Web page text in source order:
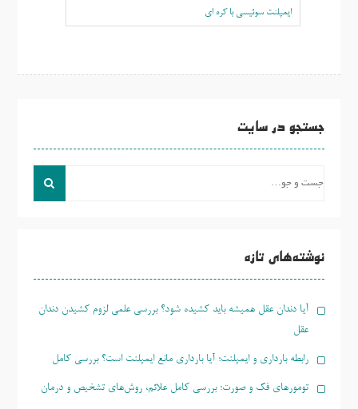
ایمپلنت سوئیسی با کره ای
جستجو در سایت
نوشته‌های تازه
آیا دندان عقل همیشه باید کشیده شود؟ بررسی علمی لزوم کشیدن دندان
عقل
رابطه بارداری و ایمپلنت؛ آیا بارداری مانع ایمپلنت است؟ بررسی کامل
تومورهای فک و صورت؛ بررسی کامل علائم، روش‌های تشخیص و درمان